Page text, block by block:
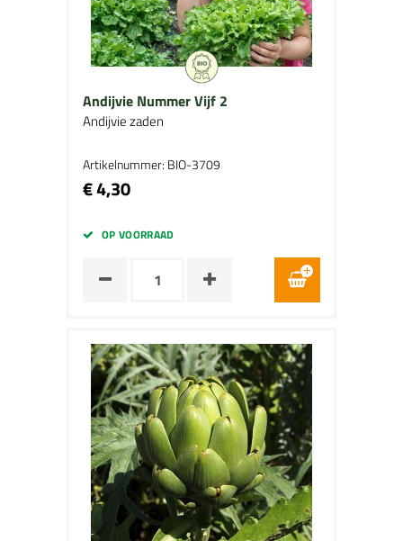
Andijvie Nummer Vijf 2
Andijvie zaden
Artikelnummer: BIO-3709
€ 4,30
OP VOORRAAD